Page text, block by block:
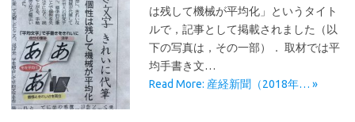
は残して機械が平均化」というタイト
ルで，記事として掲載されました（以
下の写真は，その一部）． 取材では平
均手書き文…
Read More: 産経新聞（2018年… »